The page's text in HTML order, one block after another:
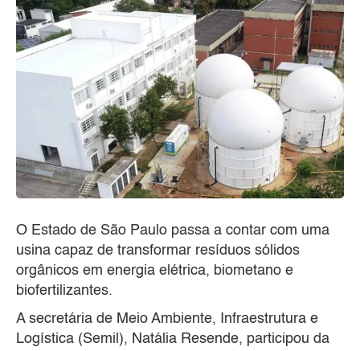
O Estado de São Paulo passa a contar com uma
usina capaz de transformar resíduos sólidos
orgânicos em energia elétrica, biometano e
biofertilizantes.
A secretária de Meio Ambiente, Infraestrutura e
Logística (Semil), Natália Resende, participou da